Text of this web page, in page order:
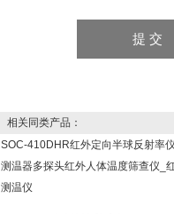
相关同类产品：
SOC-410DHR红外定向半球反射率
测温器多探头红外人体温度筛查仪_
测温仪